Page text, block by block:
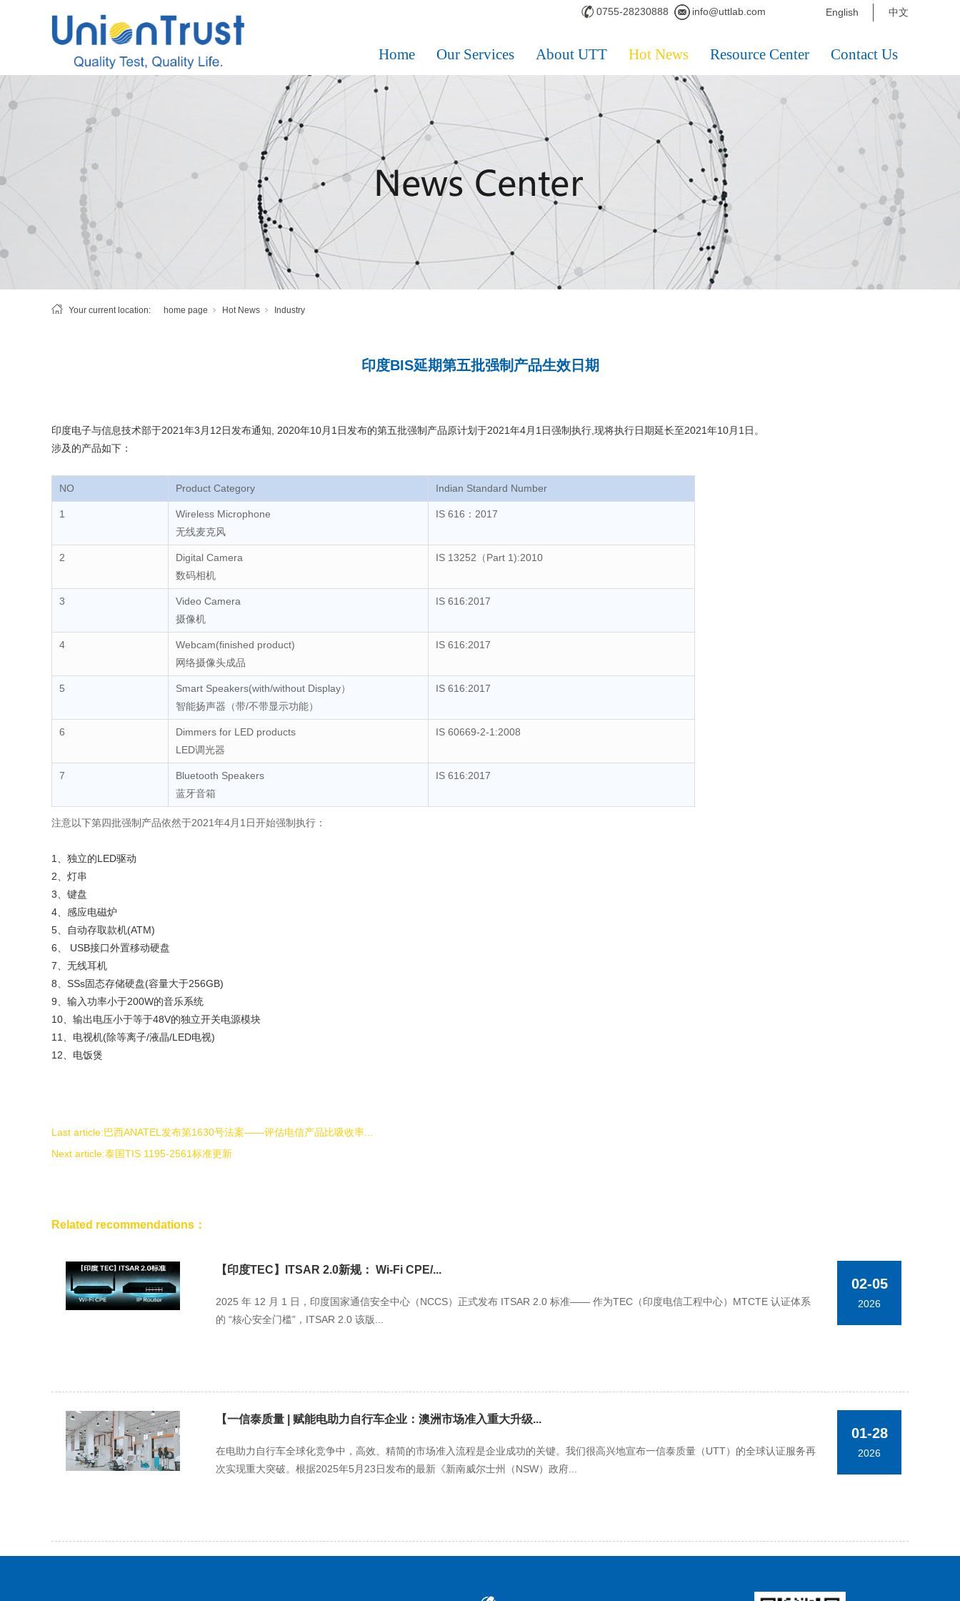
0755-28230888 info@uttlab.com English 中文
Home Our Services About UTT Hot News Resource Center Contact Us
Your current location: home page Hot News Industry
印度BIS延期第五批强制产品生效日期
印度电子与信息技术部于2021年3月12日发布通知, 2020年10月1日发布的第五批强制产品原计划于2021年4月1日强制执行,现将执行日期延长至2021年10月1日。
涉及的产品如下：
NO Product Category Indian Standard Number
1
Wireless Microphone
无线麦克风
IS 616：2017
2
Digital Camera
数码相机
IS 13252（Part 1):2010
3
Video Camera
摄像机
IS 616:2017
4
Webcam(finished product)
网络摄像头成品
IS 616:2017
5
Smart Speakers(with/without Display）
智能扬声器（带/不带显示功能）
IS 616:2017
6
Dimmers for LED products
LED调光器
IS 60669-2-1:2008
7
Bluetooth Speakers
蓝牙音箱
IS 616:2017
注意以下第四批强制产品依然于2021年4月1日开始强制执行：
1、独立的LED驱动
2、灯串
3、键盘
4、感应电磁炉
5、自动存取款机(ATM)
6、 USB接口外置移动硬盘
7、无线耳机
8、SSs固态存储硬盘(容量大于256GB)
9、输入功率小于200W的音乐系统
10、输出电压小于等于48V的独立开关电源模块
11、电视机(除等离子/液晶/LED电视)
12、电饭煲
Last article:巴西ANATEL发布第1630号法案——评估电信产品比吸收率...
Next article:泰国TIS 1195-2561标准更新
Related recommendations：
【印度TEC】ITSAR 2.0新规： Wi-Fi CPE/...
2025 年 12 月 1 日，印度国家通信安全中心（NCCS）正式发布 ITSAR 2.0 标准—— 作为TEC（印度电信工程中心）MTCTE 认证体系
的 “核心安全门槛”，ITSAR 2.0 该版...
02-05
2026
【一信泰质量 | 赋能电助力自行车企业：澳洲市场准入重大升级...
在电助力自行车全球化竞争中，高效、精简的市场准入流程是企业成功的关键。我们很高兴地宣布一信泰质量（UTT）的全球认证服务再
次实现重大突破。根据2025年5月23日发布的最新《新南威尔士州（NSW）政府...
01-28
2026